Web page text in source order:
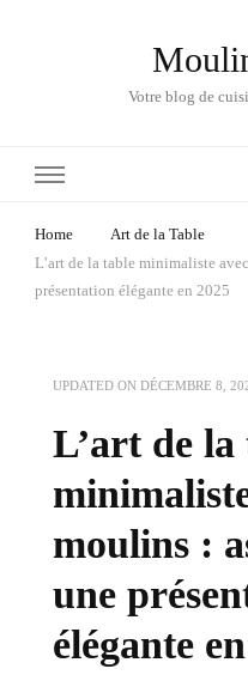
Votre blog de
Home
Art de la Table
L’art de la table minimaliste
présentation élégante en 2025
UPDATED ON DÉCEMBRE 8,
L’art de la
moulins :
une
élégante